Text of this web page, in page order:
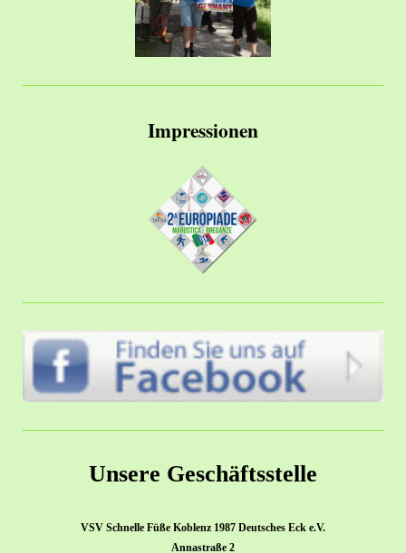
Impressionen
Unsere Geschäftsstelle
VSV Schnelle Füße Koblenz 1987 Deutsches Eck e.V.
Annastraße 2